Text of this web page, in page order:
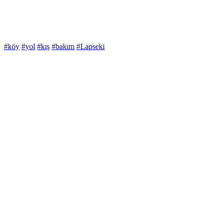
#köy #yol #kış #bakım #Lapseki